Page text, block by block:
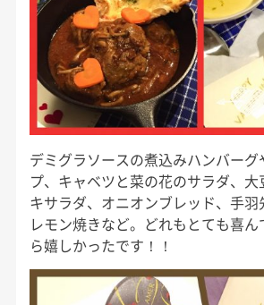
デミグラソースの煮込みハンバーグ
プ、キャベツと菜の花のサラダ、大
キサラダ、オニオンブレッド、手
レモン焼きなど。どれもとても喜
ら嬉しかったです！！